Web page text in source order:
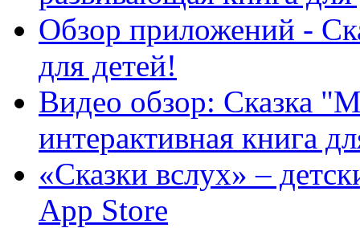
Обзор приложений -
для детей!
Видео обзор: Сказка
интерактивная книга
«Сказки вслух» –
App Store